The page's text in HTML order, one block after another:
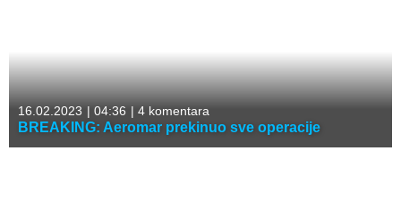
16.02.2023 | 04:36 | 4 komentara
BREAKING: Aeromar prekinuo sve operacije